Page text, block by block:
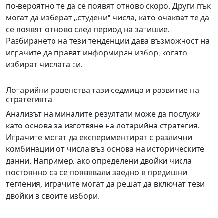
по-вероятно те да се появят отново скоро. Други пък
могат да изберат „студени“ числа, като очакват те да
се появят отново след период на затишие.
Разбирането на тези тенденции дава възможност на
играчите да правят информиран избор, когато
избират числата си.
Лотарийни равенства тази седмица и развитие на
стратегията
Анализът на миналите резултати може да послужи
като основа за изготвяне на лотарийна стратегия.
Играчите могат да експериментират с различни
комбинации от числа въз основа на историческите
данни. Например, ако определени двойки числа
постоянно са се появявали заедно в предишни
тегления, играчите могат да решат да включат тези
двойки в своите избори.